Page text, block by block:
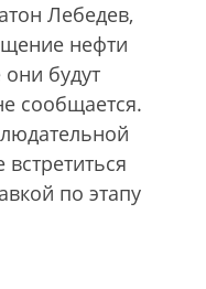
Лебедев,
нефти
будут
сообщается.
по этапу